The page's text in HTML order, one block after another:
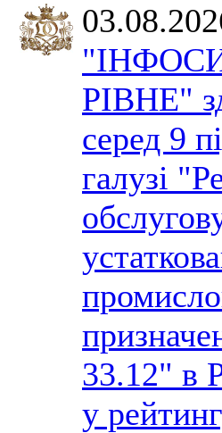
РІВНЕ"
серед 9
галузі
33.12" в
у